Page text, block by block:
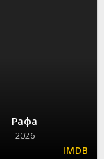
Рафа
2026